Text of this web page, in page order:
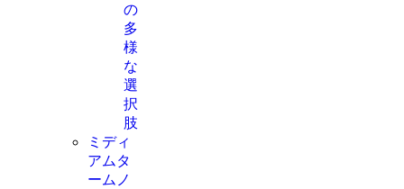
の
多
様
な
選
択
肢
ミディ
アムタ
ームノ